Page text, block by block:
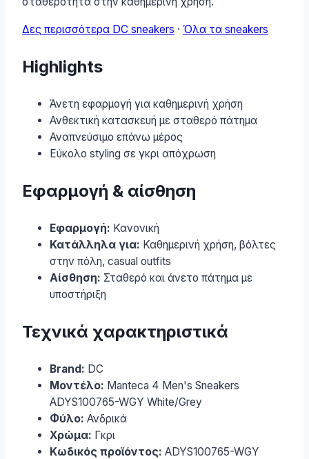
Δες περισσότερα DC sneakers · Όλα τα sneakers
Highlights
Άνετη εφαρμογή για καθημερινή χρήση
Ανθεκτική κατασκευή με σταθερό πάτημα
Αναπνεύσιμο επάνω μέρος
Εύκολο styling σε γκρι απόχρωση
Εφαρμογή & αίσθηση
Εφαρμογή: Κανονική
Κατάλληλα για: Καθημερινή χρήση, βόλτες
στην πόλη, casual outfits
Αίσθηση: Σταθερό και άνετο πάτημα με
υποστήριξη
Τεχνικά χαρακτηριστικά
Brand: DC
Μοντέλο: Manteca 4 Men's Sneakers
ADYS100765-WGY White/Grey
Φύλο: Ανδρικά
Χρώμα: Γκρι
Κωδικός προϊόντος: ADYS100765-WGY